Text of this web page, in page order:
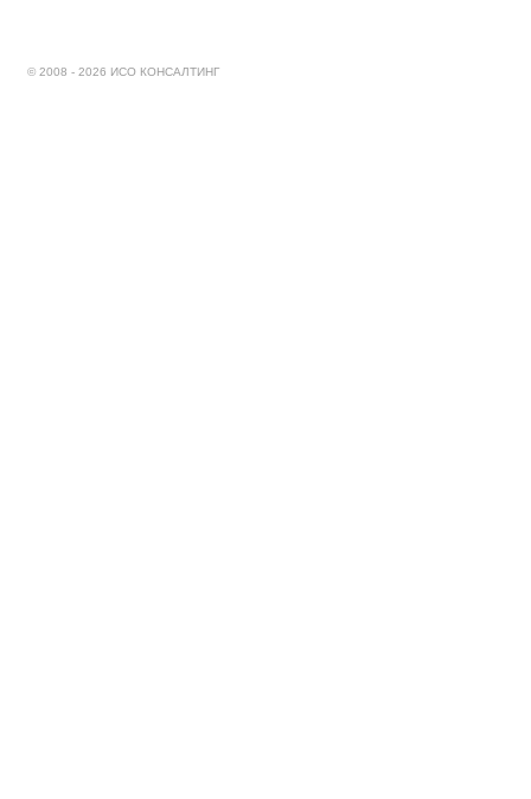
© 2008 - 2026 ИСО КОНСАЛТИНГ